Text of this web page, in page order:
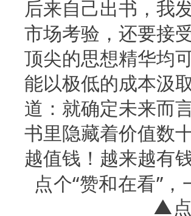
后来自己出书，我
市场考验，还要接
顶尖的思想精华均
能以极低的成本汲
道：就确定未来而
书里隐藏着价值数
越值钱！越来越有钱
点个“赞和在看”
▲